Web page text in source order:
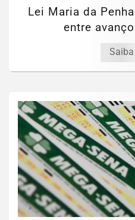
Lei Maria da
entre